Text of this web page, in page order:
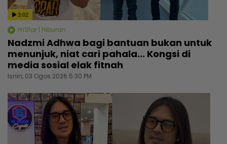
3:02
mStar | Hiburan
Nadzmi Adhwa bagi bantuan bukan untuk
menunjuk, niat cari pahala... Kongsi di
media sosial elak fitnah
Isnin, 03 Ogos 2026 5:30 PM